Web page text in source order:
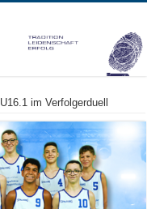
U16.1 im Verfolgerduell